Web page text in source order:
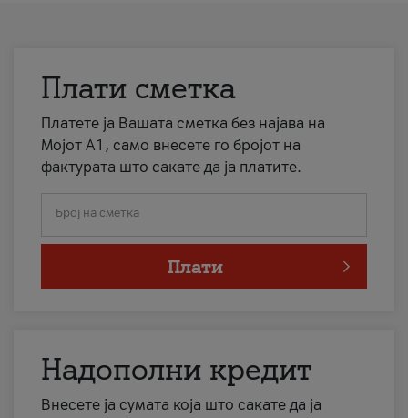
Плати сметка
Платете ја Вашата сметка без најава на
Мојот А1, само внесете го бројот на
фактурата што сакате да ја платите.
Број на сметка
Плати
Надополни кредит
Внесете ја сумата која што сакате да ја